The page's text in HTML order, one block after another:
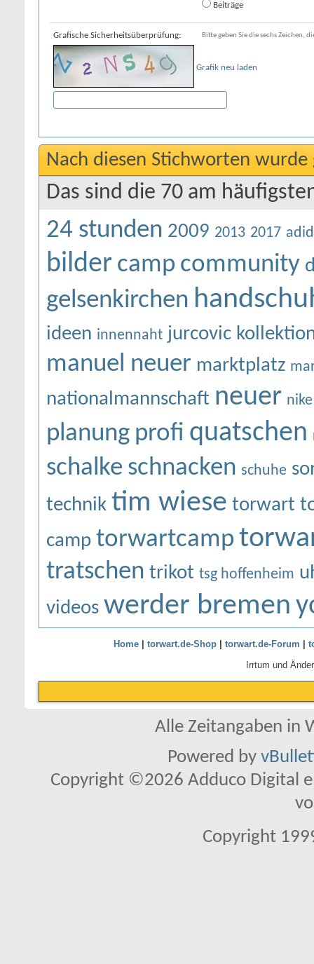
Beiträge
Grafische Sicherheitsüberprüfung: Bitte geben Sie die sechs Zeichen,
Grafik neu laden
Nach diesen Stichworten wurde
Das sind die 70 am
24 stunden 2009 2013 2017
bilder camp community
gelsenkirchen
ideen innennaht jurcovic
manuel neuer marktplatz
nationalmannschaft neuer nike
planung profi quatschen
schalke schnacken schuhe
technik tim wiese torwart
camp torwartcamp
tratschen trikot tsg hoffenheim
videos werder bremen
Home| torwart.de-Shop| torwart.de-Forum
Irrtum und
Alle Zeitangaben in
Powered by
Copyright ©2026 Adduco Digital
Copyright